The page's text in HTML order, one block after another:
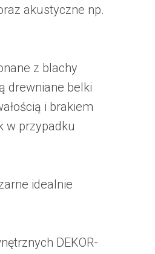
akustyczne np.
z blachy
drewniane belki
i brakiem
w przypadku
idealnie
DEKOR-